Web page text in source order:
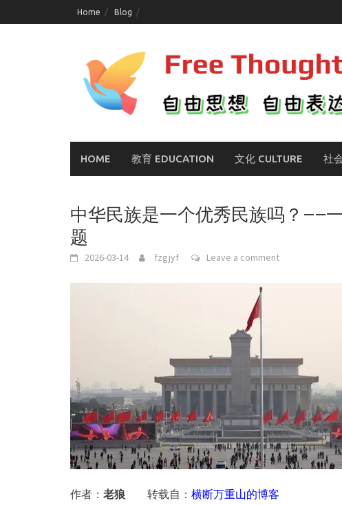
to
Home Blog
HOME 教育 EDUCATION 文化 CULTURE 社
中华民族是一个优秀民族吗？——
题
2026-03-14 fzgjyf Leave a comment
作者： 老狼 转载自： 横断万重山的博客